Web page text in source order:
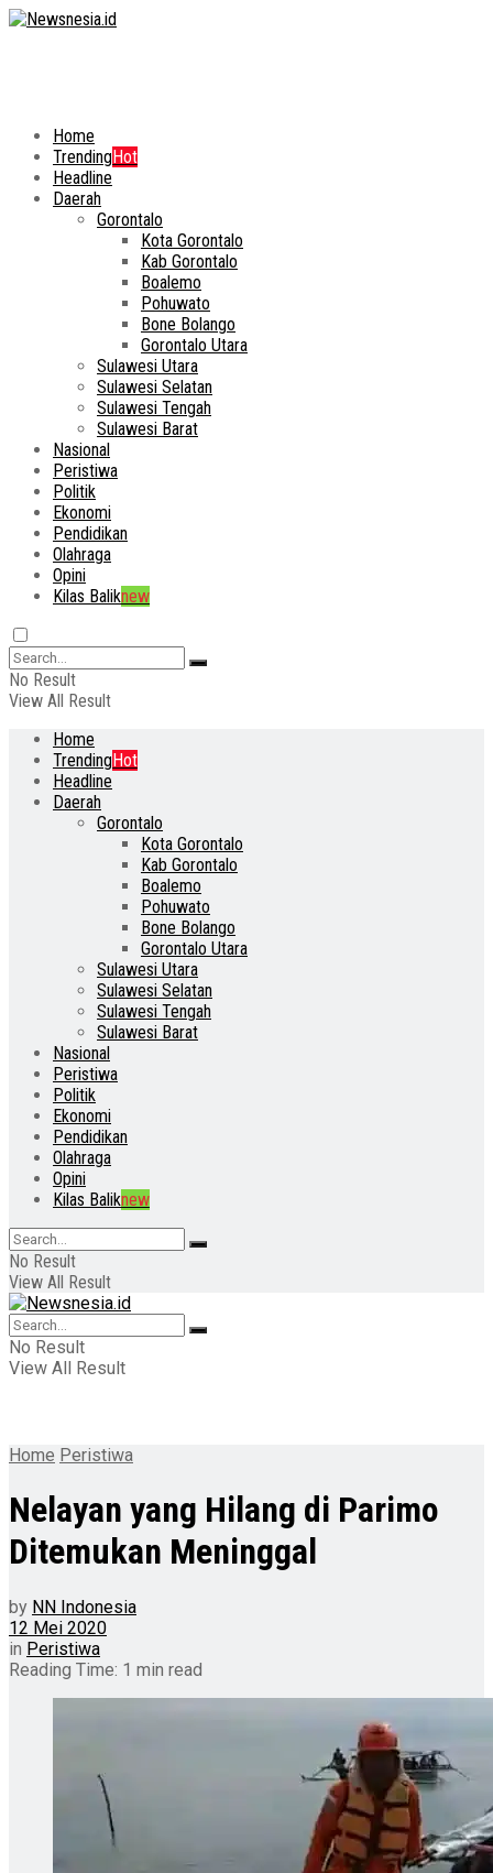
Home
TrendingHot
Headline
Daerah
Gorontalo
Kota Gorontalo
Kab Gorontalo
Boalemo
Pohuwato
Bone Bolango
Gorontalo Utara
Sulawesi Utara
Sulawesi Selatan
Sulawesi Tengah
Sulawesi Barat
Nasional
Peristiwa
Politik
Ekonomi
Pendidikan
Olahraga
Opini
Kilas Baliknew
No Result
View All Result
Home
TrendingHot
Headline
Daerah
Gorontalo
Kota Gorontalo
Kab Gorontalo
Boalemo
Pohuwato
Bone Bolango
Gorontalo Utara
Sulawesi Utara
Sulawesi Selatan
Sulawesi Tengah
Sulawesi Barat
Nasional
Peristiwa
Politik
Ekonomi
Pendidikan
Olahraga
Opini
Kilas Baliknew
No Result
View All Result
No Result
View All Result
Home Peristiwa
Nelayan yang Hilang di Parimo
Ditemukan Meninggal
by NN Indonesia
12 Mei 2020
in Peristiwa
Reading Time: 1 min read